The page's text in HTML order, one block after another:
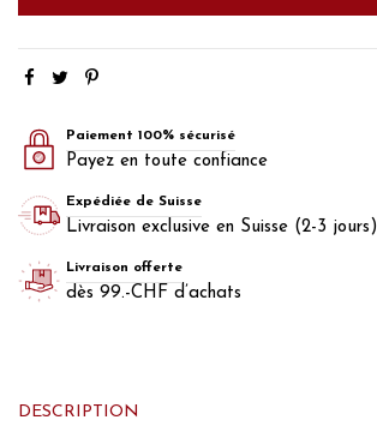
Paiement 100% sécurisé
Payez en toute confiance
Expédiée de Suisse
Livraison exclusive en Suisse (2-3 jours)
Livraison offerte
dès 99.-CHF d’achats
DESCRIPTION